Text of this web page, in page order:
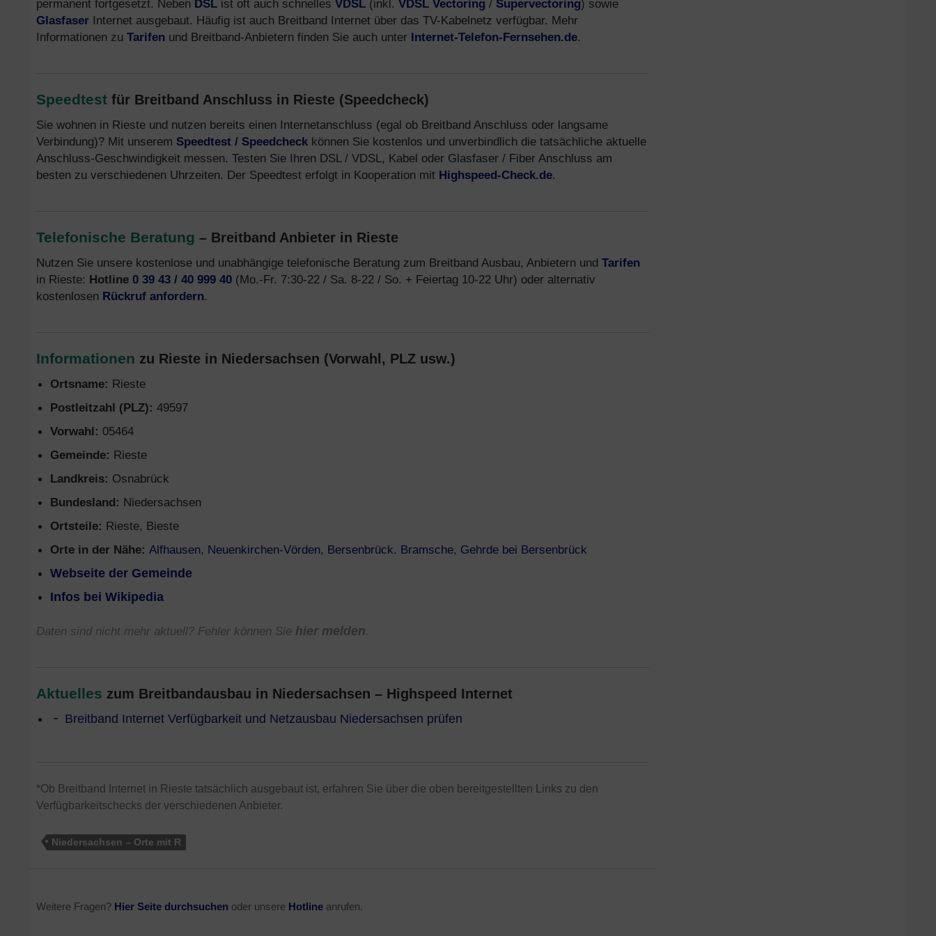
permanent fortgesetzt. Neben DSL ist oft auch schnelles VDSL (inkl. VDSL Vectoring / Supervectoring) sowie
Glasfaser Internet ausgebaut. Häufig ist auch Breitband Internet über das TV-Kabelnetz verfügbar. Mehr
Informationen zu Tarifen und Breitband-Anbietern finden Sie auch unter Internet-Telefon-Fernsehen.de.
Speedtest für Breitband Anschluss in Rieste (Speedcheck)
Sie wohnen in Rieste und nutzen bereits einen Internetanschluss (egal ob Breitband Anschluss oder langsame
Verbindung)? Mit unserem Speedtest / Speedcheck können Sie kostenlos und unverbindlich die tatsächliche aktuelle
Anschluss-Geschwindigkeit messen. Testen Sie Ihren DSL / VDSL, Kabel oder Glasfaser / Fiber Anschluss am
besten zu verschiedenen Uhrzeiten. Der Speedtest erfolgt in Kooperation mit Highspeed-Check.de.
Telefonische Beratung – Breitband Anbieter in Rieste
Nutzen Sie unsere kostenlose und unabhängige telefonische Beratung zum Breitband Ausbau, Anbietern und Tarifen
in Rieste: Hotline 0 39 43 / 40 999 40 (Mo.-Fr. 7:30-22 / Sa. 8-22 / So. + Feiertag 10-22 Uhr) oder alternativ
kostenlosen Rückruf anfordern.
Informationen zu Rieste in Niedersachsen (Vorwahl, PLZ usw.)
Ortsname: Rieste
Postleitzahl (PLZ): 49597
Vorwahl: 05464
Gemeinde: Rieste
Landkreis: Osnabrück
Bundesland: Niedersachsen
Ortsteile: Rieste, Bieste
Orte in der Nähe: Alfhausen, Neuenkirchen-Vörden, Bersenbrück. Bramsche, Gehrde bei Bersenbrück
Webseite der Gemeinde
Infos bei Wikipedia
Daten sind nicht mehr aktuell? Fehler können Sie hier melden.
Aktuelles zum Breitbandausbau in Niedersachsen – Highspeed Internet
Breitband Internet Verfügbarkeit und Netzausbau Niedersachsen prüfen
*Ob Breitband Internet in Rieste tatsächlich ausgebaut ist, erfahren Sie über die oben bereitgestellten Links zu den
Verfügbarkeitschecks der verschiedenen Anbieter.
Niedersachsen – Orte mit R
Weitere Fragen? Hier Seite durchsuchen oder unsere Hotline anrufen.